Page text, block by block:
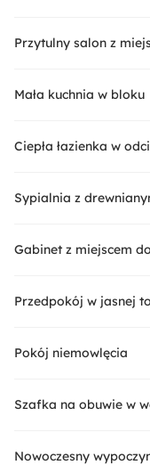
Przytulny salon z
Mała kuchnia w bloku
Ciepła łazienka w
Sypialnia z
Gabinet z miejscem
Przedpokój w jasnej
Pokój niemowlęcia
Szafka na obuwie w
Nowoczesny